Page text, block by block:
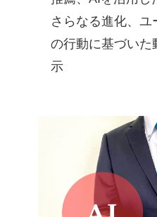
さらなる進化、
の行動に基づいた
示